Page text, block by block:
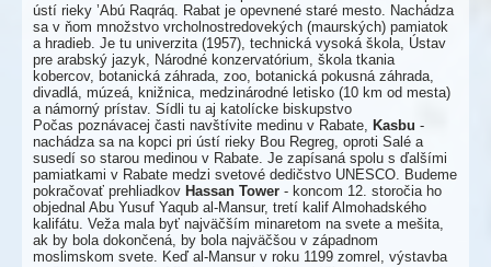
ústí rieky ’Abú Raqráq. Rabat je opevnené staré mesto. Nachádza
sa v ňom množstvo vrcholnostredovekých (maurských) pamiatok
a hradieb. Je tu univerzita (1957), technická vysoká škola, Ústav
pre arabský jazyk, Národné konzervatórium, škola tkania
kobercov, botanická záhrada, zoo, botanická pokusná záhrada,
divadlá, múzeá, knižnica, medzinárodné letisko (10 km od mesta)
a námorný prístav. Sídli tu aj katolícke biskupstvo
Počas poznávacej časti navštívite medinu v Rabate, Kasbu -
nachádza sa na kopci pri ústí rieky Bou Regreg, oproti Salé a
susedí so starou medinou v Rabate. Je zapísaná spolu s ďalšími
pamiatkami v Rabate medzi svetové dedičstvo UNESCO. Budeme
pokračovať prehliadkov Hassan Tower - koncom 12. storočia ho
objednal Abu Yusuf Yaqub al-Mansur, tretí kalif Almohadského
kalifátu. Veža mala byť najväčším minaretom na svete a mešita,
ak by bola dokončená, by bola najväčšou v západnom
moslimskom svete. Keď al-Mansur v roku 1199 zomrel, výstavba